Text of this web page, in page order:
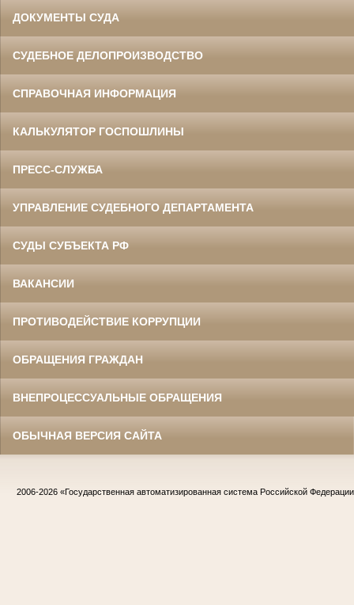
ДОКУМЕНТЫ СУДА
СУДЕБНОЕ ДЕЛОПРОИЗВОДСТВО
СПРАВОЧНАЯ ИНФОРМАЦИЯ
КАЛЬКУЛЯТОР ГОСПОШЛИНЫ
ПРЕСС-СЛУЖБА
УПРАВЛЕНИЕ СУДЕБНОГО ДЕПАРТАМЕНТА
СУДЫ СУБЪЕКТА РФ
ВАКАНСИИ
ПРОТИВОДЕЙСТВИЕ КОРРУПЦИИ
ОБРАЩЕНИЯ ГРАЖДАН
ВНЕПРОЦЕССУАЛЬНЫЕ ОБРАЩЕНИЯ
ОБЫЧНАЯ ВЕРСИЯ САЙТА
2006-2026 «Государственная автоматизированная система Российской